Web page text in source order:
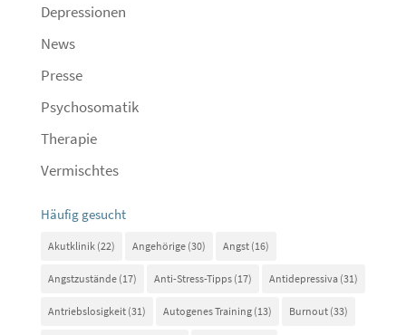
Depressionen
News
Presse
Psychosomatik
Therapie
Vermischtes
Häufig gesucht
Akutklinik(22) Angehörige(30) Angst(16)
Angstzustände(17) Anti-Stress-Tipps(17) Antidepressiva(31)
Antriebslosigkeit(31) Autogenes Training(13) Burnout(33)